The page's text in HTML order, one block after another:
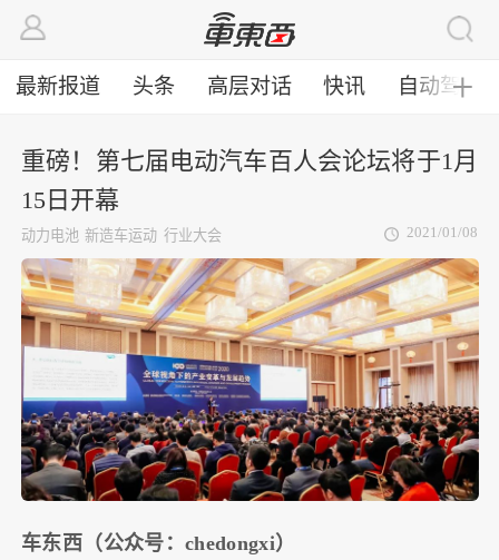
最新报道 头条 高层对话 快讯 自动驾驶
╋
重磅！第七届电动汽车百人会论坛将于1月
15日开幕
动力电池 新造车运动 行业大会 2021/01/08
车东西（公众号：chedongxi）